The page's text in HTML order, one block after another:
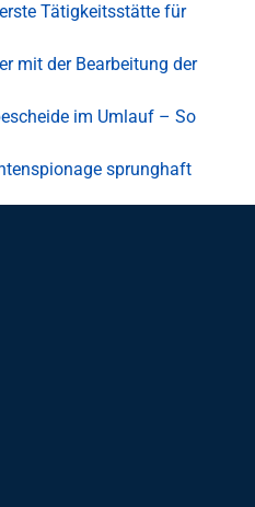
Tätigkeitsstätte für
mit der Bearbeitung der
im Umlauf – So
sprunghaft